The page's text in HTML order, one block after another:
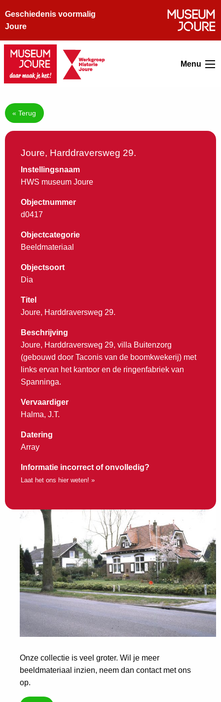
Geschiedenis voormalig
Joure
Menu
« Terug
Joure, Harddraversweg 29.
Instellingsnaam
HWS museum Joure
Objectnummer
d0417
Objectcategorie
Beeldmateriaal
Objectsoort
Dia
Titel
Joure, Harddraversweg 29.
Beschrijving
Joure, Harddraversweg 29, villa Buitenzorg
(gebouwd door Taconis van de boomkwekerij) met
links ervan het kantoor en de ringenfabriek van
Spanninga.
Vervaardiger
Halma, J.T.
Datering
Array
Informatie incorrect of onvolledig?
Laat het ons hier weten! »
Onze collectie is veel groter. Wil je meer
beeldmateriaal inzien, neem dan contact met ons
op.